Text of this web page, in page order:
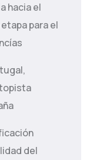
hacia el
para el
del